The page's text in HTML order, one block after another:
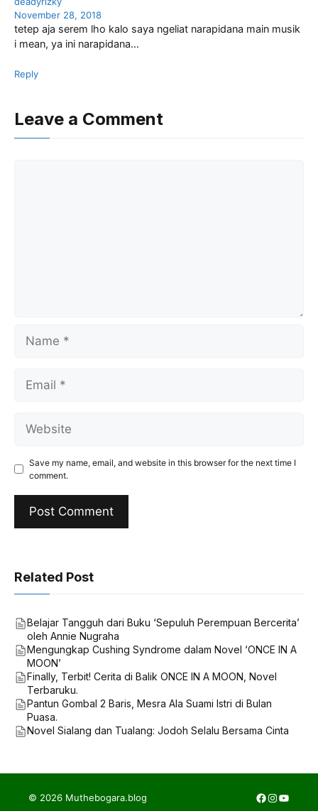
November 28, 2018
tetep aja serem lho kalo saya ngeliat narapidana main musik
i mean, ya ini narapidana…
Reply
Leave a Comment
Save my name, email, and website in this browser for the next time I
comment.
Related Post
Belajar Tangguh dari Buku ‘Sepuluh Perempuan Bercerita’
oleh Annie Nugraha
Mengungkap Cushing Syndrome dalam Novel ‘ONCE IN A
MOON’
Finally, Terbit! Cerita di Balik ONCE IN A MOON, Novel
Terbaruku.
Pantun Gombal 2 Baris, Mesra Ala Suami Istri di Bulan
Puasa.
Novel Sialang dan Tualang: Jodoh Selalu Bersama Cinta
© 2026 Muthebogara.blog Facebook